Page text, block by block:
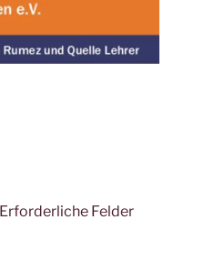
Erforderliche Felder